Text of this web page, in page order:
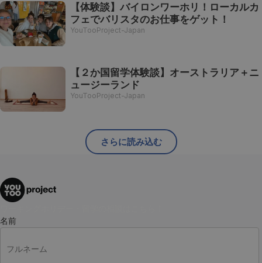
【体験談】バイロンワーホリ！ローカルカ
フェでバリスタのお仕事をゲット！
YouTooProject-Japan
【２か国留学体験談】オーストラリア＋ニ
ュージーランド
YouTooProject-Japan
さらに読み込む
名前